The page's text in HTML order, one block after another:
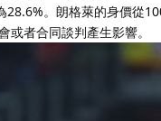
28.6%。朗格萊的身價從
或者合同談判產生影響。